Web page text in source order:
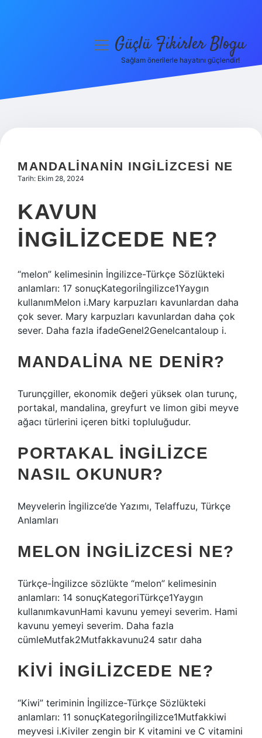
Hakkımızda
menüyüGüçlü Fikirler Blogu
Sağlam önerilerle hayatını güçlendir!
MANDALINANIN INGILIZCESI NE
Tarih: Ekim 28, 2024
KAVUN
INGILIZCEDE NE?
“melon” kelimesinin İngilizce-Türkçe Sözlükteki
anlamları: 17 sonuçKategoriİngilizce1Yaygın
kullanımMelon i.Mary karpuzları kavunlardan daha
çok sever. Mary karpuzları kavunlardan daha çok
sever. Daha fazla ifadeGenel2Genelcantaloup i.
MANDALINA NE DENIR?
Turunçgiller, ekonomik değeri yüksek olan turunç,
portakal, mandalina, greyfurt ve limon gibi meyve
ağacı türlerini içeren bitki topluluğudur.
PORTAKAL INGILIZCE
NASIL OKUNUR?
Meyvelerin İngilizce’de Yazımı, Telaffuzu, Türkçe
Anlamları
MELON INGILIZCESI NE?
Türkçe-İngilizce sözlükte “melon” kelimesinin
anlamları: 14 sonuçKategoriTürkçe1Yaygın
kullanımkavunHami kavunu yemeyi severim. Hami
kavunu yemeyi severim. Daha fazla
cümleMutfak2Mutfakkavunu24 satır daha
KIVI INGILIZCEDE NE?
“Kiwi” teriminin İngilizce-Türkçe Sözlükteki
anlamları: 11 sonuçKategoriİngilizce1Mutfakkiwi
meyvesi i.Kiviler zengin bir K vitamini ve C vitamini